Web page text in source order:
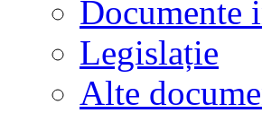
Documente
Legislație
Alte